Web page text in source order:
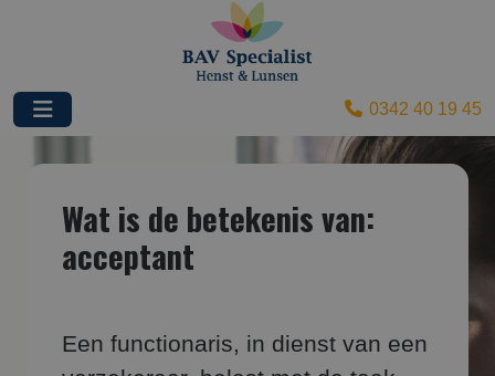
0342 40 19 45
Wat is de betekenis van:
acceptant
Een functionaris, in dienst van een